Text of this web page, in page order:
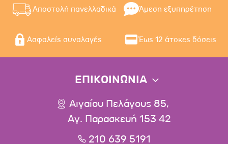
Αποστολή πανελλαδικά Άμεση εξυπηρέτηση
Ασφαλείς συναλαγές Έως 12 άτοκες δόσεις
ΕΠΙΚΟΙΝΩΝΙΑ
Αιγαίου Πελάγους 85,
Αγ. Παρασκευή 153 42
210 639 5191